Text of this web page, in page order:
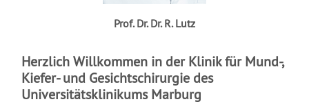
Prof. Dr. Dr. R. Lutz
Herzlich Willkommen in der Klinik für Mund-,
Kiefer- und Gesichtschirurgie des
Universitätsklinikums Marburg